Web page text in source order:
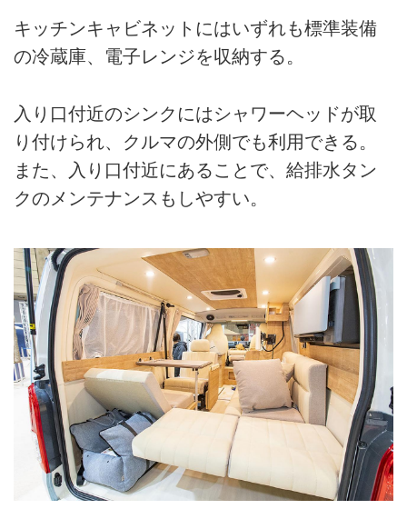
キッチンキャビネットにはいずれも標準装備
の冷蔵庫、電子レンジを収納する。
入り口付近のシンクにはシャワーヘッドが取
り付けられ、クルマの外側でも利用できる。
また、入り口付近にあることで、給排水タン
クのメンテナンスもしやすい。